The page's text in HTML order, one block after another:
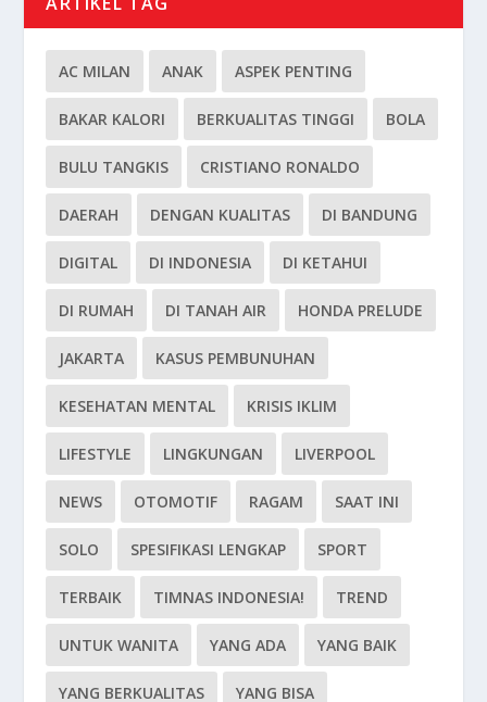
AC MILAN ANAK ASPEK PENTING
BAKAR KALORI BERKUALITAS TINGGI BOLA
BULU TANGKIS CRISTIANO RONALDO
DAERAH DENGAN KUALITAS DI BANDUNG
DIGITAL DI INDONESIA DI KETAHUI
DI RUMAH DI TANAH AIR HONDA PRELUDE
JAKARTA KASUS PEMBUNUHAN
KESEHATAN MENTAL KRISIS IKLIM
LIFESTYLE LINGKUNGAN LIVERPOOL
NEWS OTOMOTIF RAGAM SAAT INI
SOLO SPESIFIKASI LENGKAP SPORT
TERBAIK TIMNAS INDONESIA! TREND
UNTUK WANITA YANG ADA YANG BAIK
YANG BERKUALITAS YANG BISA